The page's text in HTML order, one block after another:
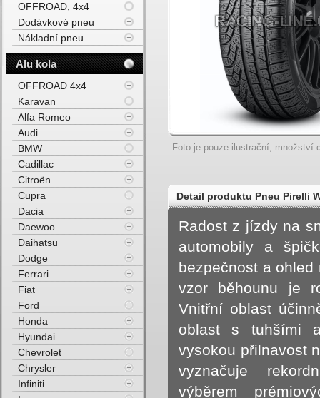
Foto je pouze ilustrační, množství
Detail produktu Pneu Pirelli
M+S 3PMSF FP 94V Zimní
Radost z jízdy na
automobily a
bezpečnost a
vzor běhounu je
Vnitřní oblast
oblast s tuhšími
vysokou přilnavost
vyznačuje
výběrem
OFFROAD, 4x4
Dodávkové pneu
Nákladní pneu
Alu kola
OFFROAD 4x4
Karavan
Alfa Romeo
Audi
BMW
Cadillac
Citroën
Cupra
Dacia
Daewoo
Daihatsu
Dodge
Ferrari
Fiat
Ford
Honda
Hyundai
Chevrolet
Chrysler
Infiniti